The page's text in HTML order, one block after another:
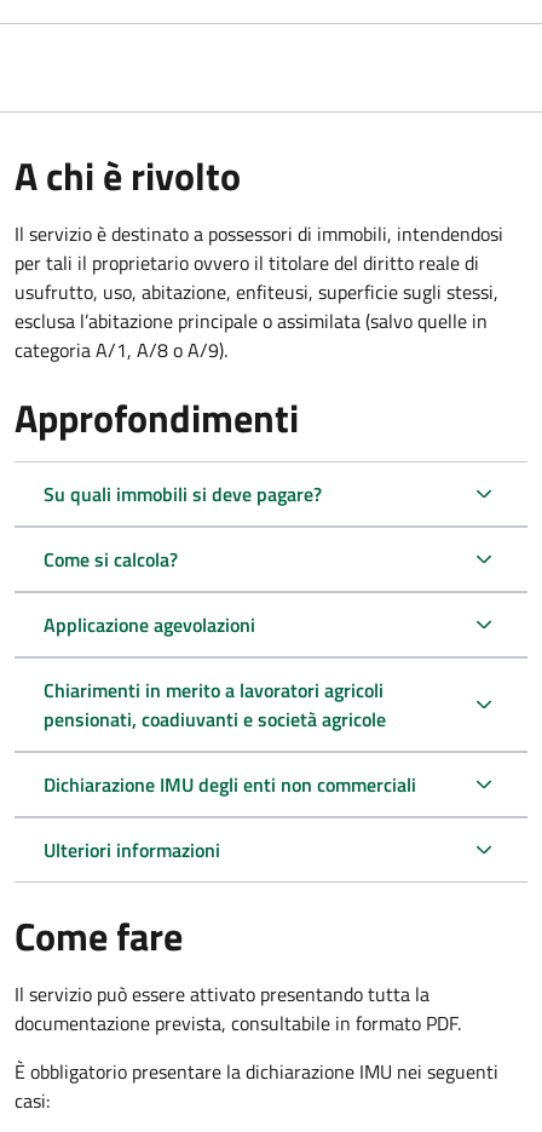
A chi è rivolto
Il servizio è destinato a possessori di immobili, intendendosi
per tali il proprietario ovvero il titolare del diritto reale di
usufrutto, uso, abitazione, enfiteusi, superficie sugli stessi,
esclusa l’abitazione principale o assimilata (salvo quelle in
categoria A/1, A/8 o A/9).
Approfondimenti
Su quali immobili si deve pagare?
Come si calcola?
Applicazione agevolazioni
Chiarimenti in merito a lavoratori agricoli
pensionati, coadiuvanti e società agricole
Dichiarazione IMU degli enti non commerciali
Ulteriori informazioni
Come fare
Il servizio può essere attivato presentando tutta la
documentazione prevista, consultabile in formato PDF.
È obbligatorio presentare la dichiarazione IMU nei seguenti
casi: